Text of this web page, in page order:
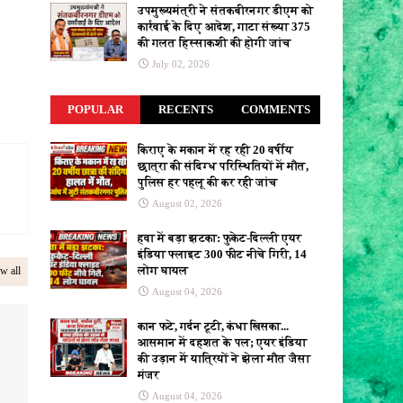
all
उपमुख्यमंत्री ने संतकबीरनगर डीएम को
कार्रवाई के दिए आदेश, गाटा संख्या 375
की गलत हिस्साकशी की होगी जांच
July 02, 2026
POPULAR RECENTS COMMENTS
किराए के मकान में रह रही 20 वर्षीय
छात्रा की संदिग्ध परिस्थितियों में मौत,
पुलिस हर पहलू की कर रही जांच
August 02, 2026
हवा में बड़ा झटका: फुकेट-दिल्ली एयर
इंडिया फ्लाइट 300 फीट नीचे गिरी, 14
लोग घायल
August 04, 2026
कान फटे, गर्दन टूटी, कंधा खिसका...
आसमान में दहशत के पल; एयर इंडिया
की उड़ान में यात्रियों ने झेला मौत जैसा
मंजर
August 04, 2026